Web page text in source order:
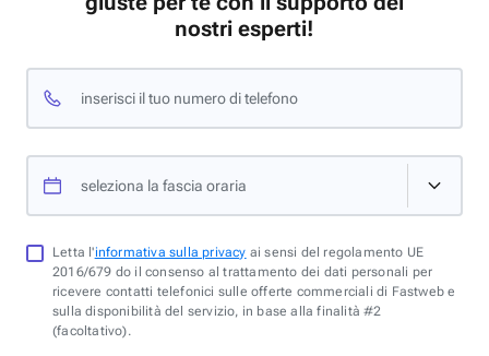
nostri esperti!
inserisci il tuo numero di telefono
seleziona la fascia oraria
Letta l'informativa sulla privacy ai sensi del regolamento UE
2016/679 do il consenso al trattamento dei dati personali per
ricevere contatti telefonici sulle offerte commerciali di Fastweb e
sulla disponibilità del servizio, in base alla finalità #2
(facoltativo).